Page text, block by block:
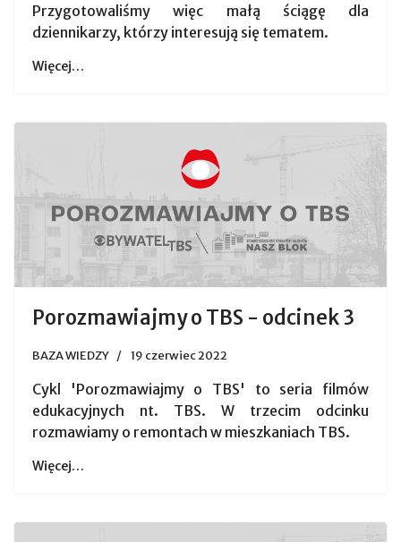
Przygotowaliśmy więc małą ściągę dla
dziennikarzy, którzy interesują się tematem.
Więcej…
Porozmawiajmy o TBS - odcinek 3
BAZA WIEDZY 19 czerwiec 2022
Cykl 'Porozmawiajmy o TBS' to seria filmów
edukacyjnych nt. TBS. W trzecim odcinku
rozmawiamy o remontach w mieszkaniach TBS.
Więcej…